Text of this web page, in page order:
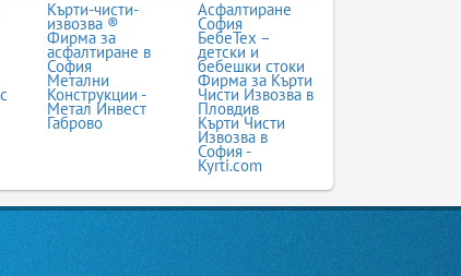
Кърти-чисти-
извозва ®
Асфалтиране
София
Фирма за
асфалтиране в
София
БебеТех –
детски и
бебешки стоки
Метални
Конструкции -
Метал Инвест
Габрово
Фирма за Кърти
Чисти Извозва в
Пловдив
Кърти Чисти
Извозва в
София -
Kyrti.com